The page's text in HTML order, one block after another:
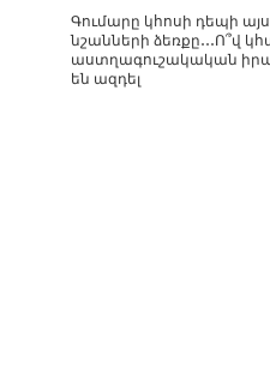
Գումարը կհոսի դեպի
նշանների ձեռքը․․․Ո՞վ
աստղագուշակական
են ազդել